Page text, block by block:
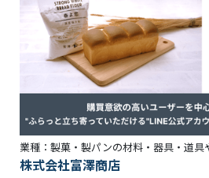
業種： 製菓・製パンの材料・器具・道具
株式会社富澤商店